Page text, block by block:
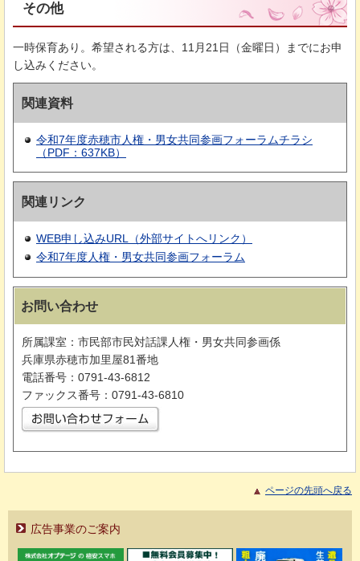
その他
一時保育あり。希望される方は、11月21日（金曜日）までにお申
し込みください。
関連資料
令和7年度赤穂市人権・男女共同参画フォーラムチラシ
（PDF：637KB）
関連リンク
WEB申し込みURL（外部サイトへリンク）
令和7年度人権・男女共同参画フォーラム
お問い合わせ
所属課室：市民部市民対話課人権・男女共同参画係
兵庫県赤穂市加里屋81番地
電話番号：0791-43-6812
ファックス番号：0791-43-6810
ページの先頭へ戻る
広告事業のご案内